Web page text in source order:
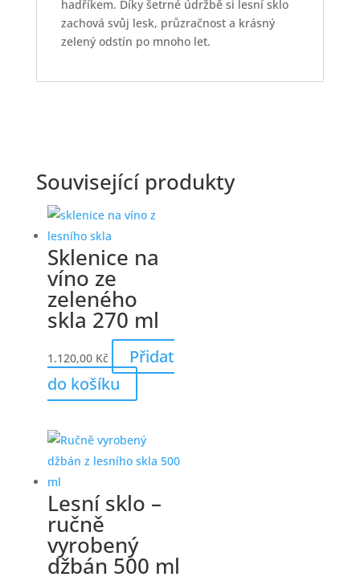
hadříkem. Díky šetrné údržbě si lesní sklo
zachová svůj lesk, průzračnost a krásný
zelený odstín po mnoho let.
Související produkty
Sklenice na
víno ze
zeleného
skla 270 ml
1.120,00 Kč
Přidat
do košíku
Lesní sklo –
ručně
vyrobený
džbán 500 ml